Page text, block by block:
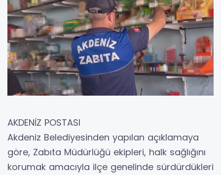
AKDENİZ POSTASI
Akdeniz Belediyesinden yapılan açıklamaya
göre, Zabıta Müdürlüğü ekipleri, halk sağlığını
korumak amacıyla ilçe genelinde sürdürdükleri